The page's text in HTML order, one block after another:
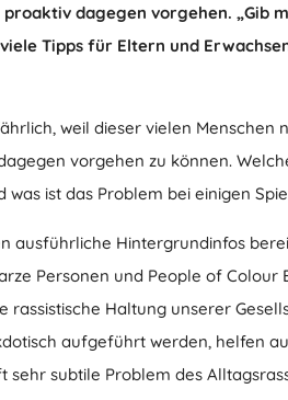
dagegen vorgehen. „Gib
Tipps für Eltern und
weil dieser vielen Menschen
vorgehen zu können.
was ist das Problem bei einigen
ausführliche Hintergrundinfos
Personen und People of
Haltung unserer
aufgeführt werden, helfen
subtile Problem des